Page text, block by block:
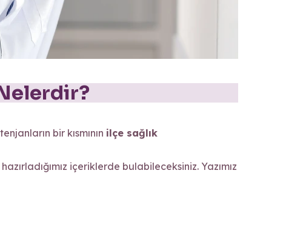
bir kısmının ilçe sağlık
içeriklerde bulabileceksiniz. Yazımız